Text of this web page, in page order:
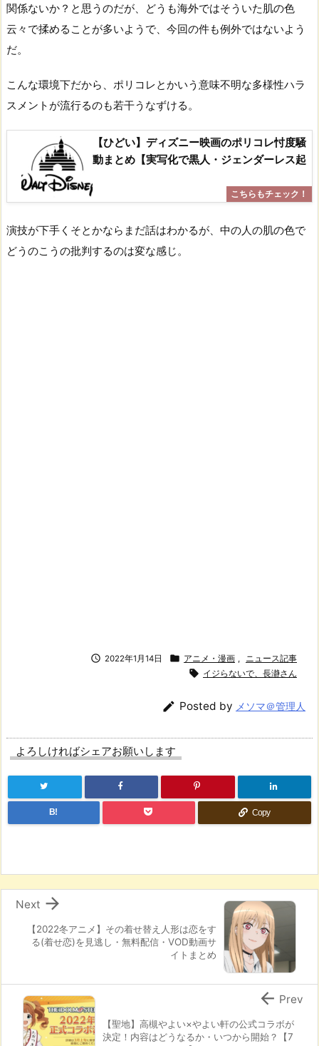
関係ないか？と思うのだが、どうも海外ではそういた肌の色
云々で揉めることが多いようで、今回の件も例外ではないよう
だ。
こんな環境下だから、ポリコレとかいう意味不明な多様性ハラ
スメントが流行るのも若干うなずける。
【ひどい】ディズニー映画のポリコレ忖度騒
動まとめ【実写化で黒人・ジェンダーレス起
演技が下手くそとかならまだ話はわかるが、中の人の肌の色で
どうのこうの批判するのは変な感じ。
 2022年1月14日  アニメ・漫画 , ニュース記事
 イジらないで、長瀞さん
 Posted by メソマ＠管理人
よろしければシェアお願いします
B! Copy
【2022冬アニメ】その着せ替え人形は恋をす
る(着せ恋)を見逃し・無料配信・VOD動画サ
イトまとめ

Next
【聖地】高槻やよい×やよい軒の公式コラボが
決定！内容はどうなるか・いつから開始？【7
 Prev